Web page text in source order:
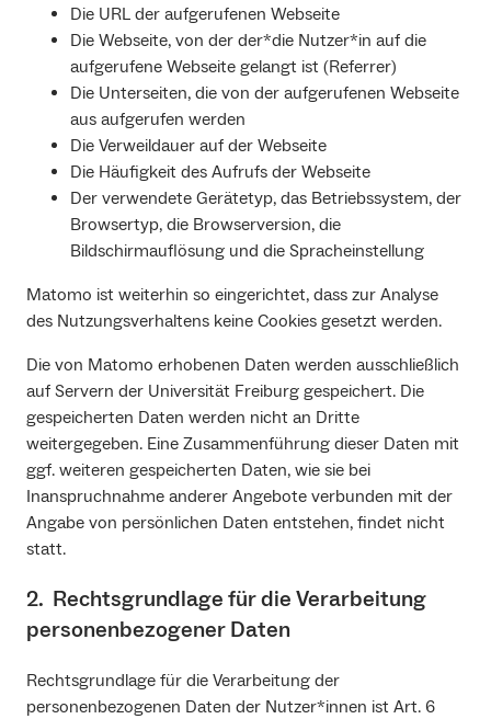
Die URL der aufgerufenen Webseite
Die Webseite, von der der*die Nutzer*in auf die
aufgerufene Webseite gelangt ist (Referrer)
Die Unterseiten, die von der aufgerufenen Webseite
aus aufgerufen werden
Die Verweildauer auf der Webseite
Die Häufigkeit des Aufrufs der Webseite
Der verwendete Gerätetyp, das Betriebssystem, der
Browsertyp, die Browserversion, die
Bildschirmauflösung und die Spracheinstellung
Matomo ist weiterhin so eingerichtet, dass zur Analyse
des Nutzungsverhaltens keine Cookies gesetzt werden.
Die von Matomo erhobenen Daten werden ausschließlich
auf Servern der Universität Freiburg gespeichert. Die
gespeicherten Daten werden nicht an Dritte
weitergegeben. Eine Zusammenführung dieser Daten mit
ggf. weiteren gespeicherten Daten, wie sie bei
Inanspruchnahme anderer Angebote verbunden mit der
Angabe von persönlichen Daten entstehen, findet nicht
statt.
2. Rechtsgrundlage für die Verarbeitung
personenbezogener Daten
Rechtsgrundlage für die Verarbeitung der
personenbezogenen Daten der Nutzer*innen ist Art. 6